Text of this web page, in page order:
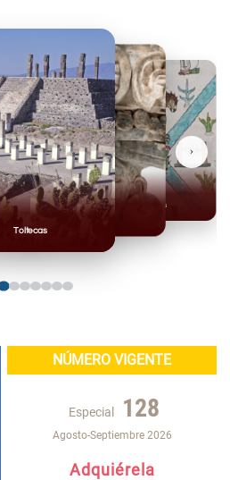
Toltecas
Mexicas
›
NÚMERO VIGENTE
Especial 128
Agosto-Septiembre 2026
Adquiérela